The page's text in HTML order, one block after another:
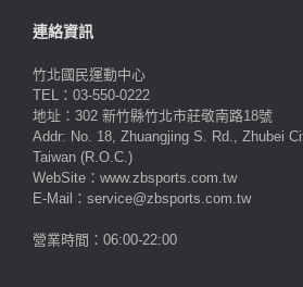
連絡資訊
竹北國民運動中心
TEL：03-550-0222
地址：302 新竹縣竹北市莊敬南路18號
Addr: No. 18, Zhuangjing S. Rd., Zhubei
Taiwan (R.O.C.)
WebSite：www.zbsports.com.tw
E-Mail：service@zbsports.com.tw
營業時間：06:00-22:00